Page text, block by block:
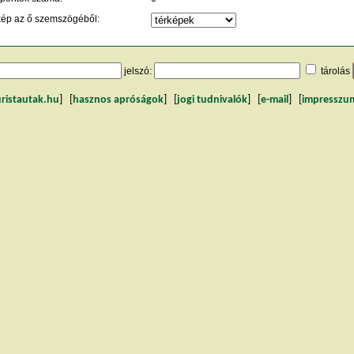
az ő szemszögéből:
jelszó: tárolás
hasznos apróságok jogi tudnivalók e-mail